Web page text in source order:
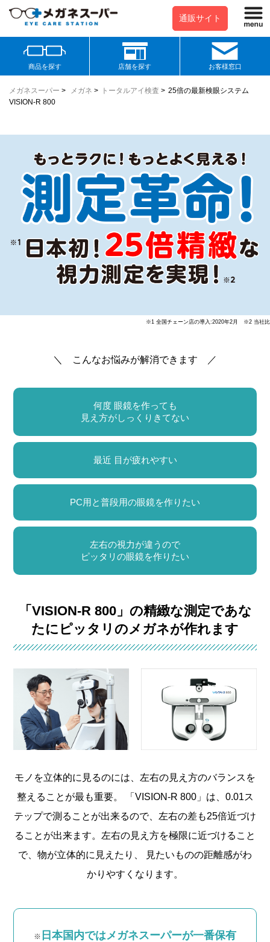
通販サイト
商品を探す 店舗を探す お客様窓口
メガネスーパー > メガネ > トータルアイ検査 > 25倍の最新検眼システム
VISION-R 800
※1 全国チェーン店の導入:2020年2月 ※2 当社比
＼ こんなお悩みが解消できます ／
何度 眼鏡を作っても
見え方がしっくりきてない
最近 目が疲れやすい
PC用と普段用の眼鏡を作りたい
左右の視力が違うので
ピッタリの眼鏡を作りたい
「VISION-R 800」の精緻な測定であな
たにピッタリのメガネが作れます
モノを立体的に見るのには、 左右の見え方のバランスを
整えることが最も重要。
「VISION-R 800」は、0.01ス
テップで測ることが出来るので、 左右の差も25倍近づけ
ることが出来ます。 左右の見え方を極限に近づけること
で、 物が立体的に見えたり、 見たいものの距離感がわ
かりやすくなります。
※ 日本国内ではメガネスーパーが一番保有